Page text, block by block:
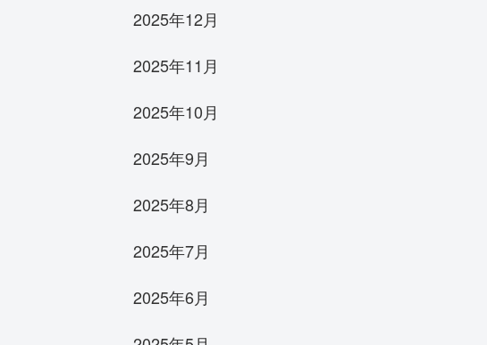
2025年12月
2025年11月
2025年10月
2025年9月
2025年8月
2025年7月
2025年6月